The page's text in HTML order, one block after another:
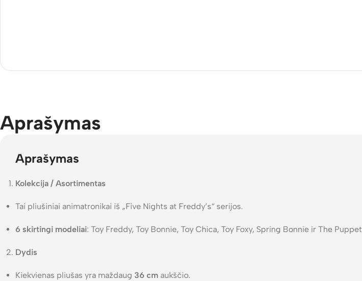
Aprašymas
Aprašymas
Kolekcija / Asortimentas
Tai pliušiniai animatronikai iš „Five Nights at Freddy’s“ serijos.
6 skirtingi modeliai: Toy Freddy, Toy Bonnie, Toy Chica, Toy Foxy, Spring Bonnie ir The Puppet
Dydis
Kiekvienas pliušas yra maždaug 36 cm aukščio.